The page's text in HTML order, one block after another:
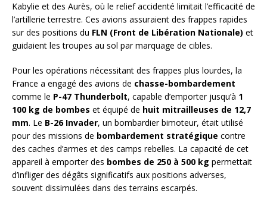
Kabylie et des Aurès, où le relief accidenté limitait l’efficacité de
l’artillerie terrestre. Ces avions assuraient des frappes rapides
sur des positions du FLN (Front de Libération Nationale) et
guidaient les troupes au sol par marquage de cibles.
Pour les opérations nécessitant des frappes plus lourdes, la
France a engagé des avions de chasse-bombardement
comme le P-47 Thunderbolt, capable d’emporter jusqu’à 1
100 kg de bombes et équipé de huit mitrailleuses de 12,7
mm. Le B-26 Invader, un bombardier bimoteur, était utilisé
pour des missions de bombardement stratégique contre
des caches d’armes et des camps rebelles. La capacité de cet
appareil à emporter des bombes de 250 à 500 kg permettait
d’infliger des dégâts significatifs aux positions adverses,
souvent dissimulées dans des terrains escarpés.